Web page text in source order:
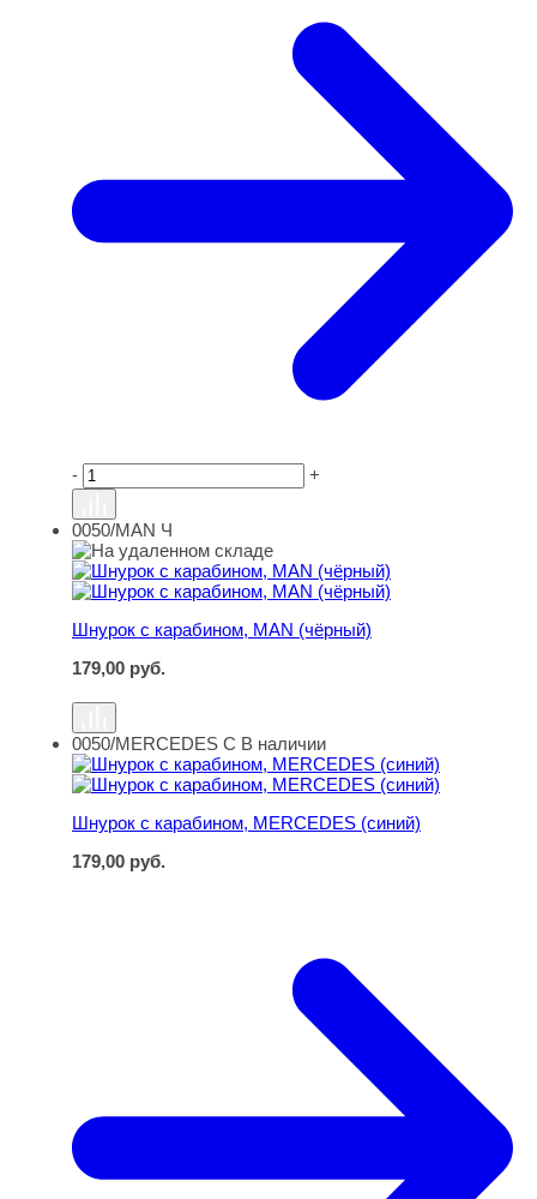
- +
Шнурок с карабином, MAN (чёрный)
0050/MAN Ч
Шнурок с карабином, MAN (чёрный)
179,00 руб.
Шнурок с карабином, MERCEDES (синий)
0050/MERCEDES C В наличии
Шнурок с карабином, MERCEDES (синий)
179,00 руб.